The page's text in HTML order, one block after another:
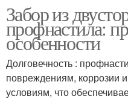
Забор из
профнастила:
особенности
Долговечность :
повреждениям, коррозии
условиям, что